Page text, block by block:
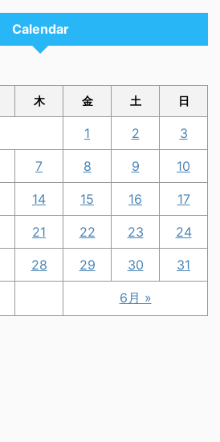
Calendar
木 金 土 日
6月 »
1 2 3
7 8 9 10
14 15 16 17
21 22 23 24
28 29 30 31